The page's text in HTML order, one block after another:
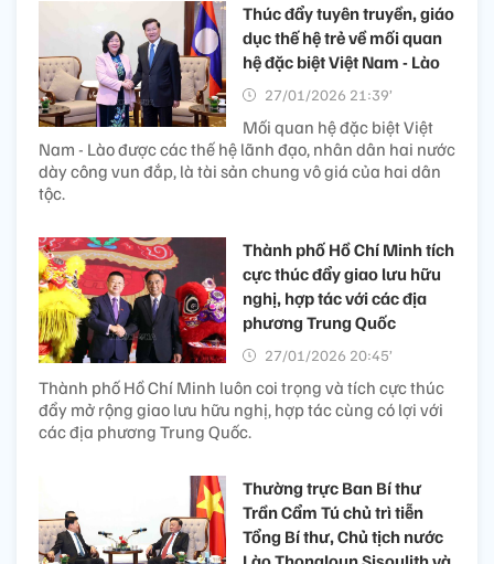
Thúc đẩy tuyên truyền, giáo
dục thế hệ trẻ về mối quan
hệ đặc biệt Việt Nam - Lào
27/01/2026 21:39’
Mối quan hệ đặc biệt Việt
Nam - Lào được các thế hệ lãnh đạo, nhân dân hai nước
dày công vun đắp, là tài sản chung vô giá của hai dân
tộc.
Thành phố Hồ Chí Minh tích
cực thúc đẩy giao lưu hữu
nghị, hợp tác với các địa
phương Trung Quốc
27/01/2026 20:45’
Thành phố Hồ Chí Minh luôn coi trọng và tích cực thúc
đẩy mở rộng giao lưu hữu nghị, hợp tác cùng có lợi với
các địa phương Trung Quốc.
Thường trực Ban Bí thư
Trần Cẩm Tú chủ trì tiễn
Tổng Bí thư, Chủ tịch nước